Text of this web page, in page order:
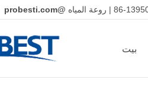
@probesti.com
بيت